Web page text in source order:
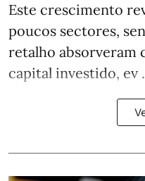
Este crescimento
poucos sectores,
retalho absorveram
capital investido, ev